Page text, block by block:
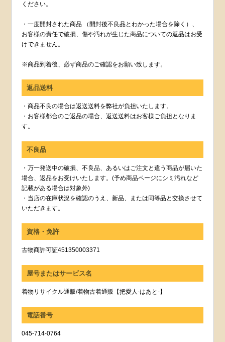
ください。
・一度開封された商品 （開封後不良品とわかった場合を除く）、
お客様の責任で破損、傷や汚れが生じた商品についての返品はお受
けできません。
※商品到着後、必ず商品のご確認をお願い致します。
返品送料
・商品不良の場合は返送送料を弊社が負担いたします。
・お客様都合のご返品の場合、返送送料はお客様ご負担となりま
す。
不良品
・万一発送中の破損、不良品、あるいはご注文と違う商品が届いた
場合、返品をお受けいたします。(予め商品ページにシミ汚れなど
記載がある場合は対象外)
・当店の在庫状況を確認のうえ、新品、または同等品と交換させて
いただきます。
資格・免許
古物商許可証451350003371
屋号またはサービス名
着物リサイクル通販/着物古着通販【把愛人-はあと-】
電話番号
045-714-0764